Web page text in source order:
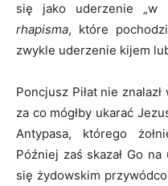
się jako uderzenie „w
rhapisma, które
zwykle uderzenie kijem
Poncjusz Piłat nie
za co mógłby ukarać
Antypasa, którego
Później zaś skazał Go
się żydowskim